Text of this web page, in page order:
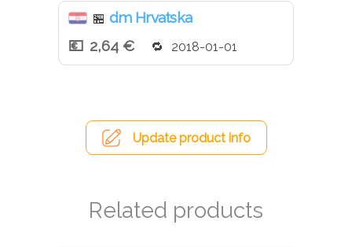
🏪 dm Hrvatska
2,64 €
2018-01-01
Update product info